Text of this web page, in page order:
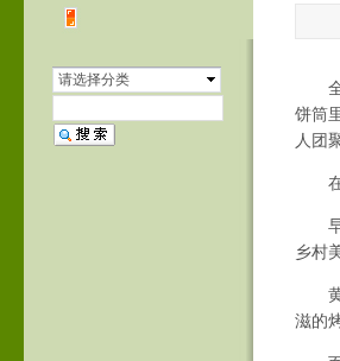
请选择分类
饼筒
人团
在
早
乡村
黄
滋的